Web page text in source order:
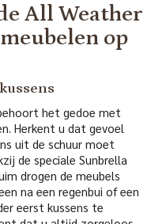
All Weather
op
het gedoe met
Herkent u dat gevoel
uit de schuur moet
de speciale Sunbrella
drogen de meubels
na een regenbui of een
eerst kussens te